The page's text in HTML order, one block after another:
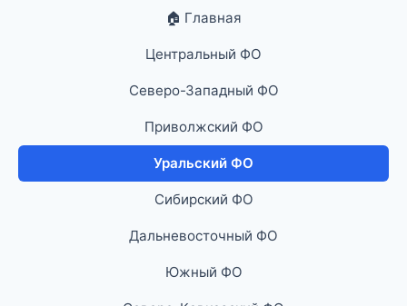
🏠 Главная
Центральный ФО
Северо-Западный ФО
Приволжский ФО
Уральский ФО
Сибирский ФО
Дальневосточный ФО
Южный ФО